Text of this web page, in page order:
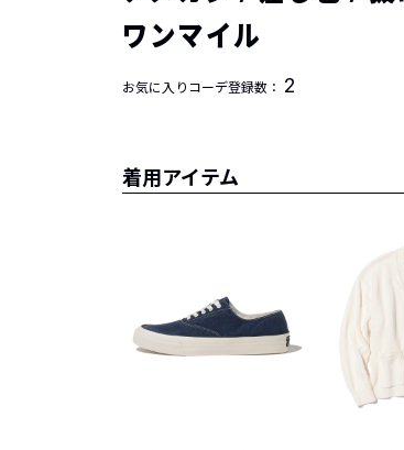
特定商取引に関する法律ワンマイル
お気に入りコーデ登録数： 2
着用アイテム